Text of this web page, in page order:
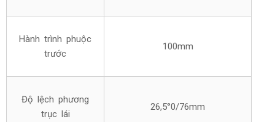
Hành trình phuộc
trước
100mm
Độ lệch phương
trục lái
26,5°0/76mm